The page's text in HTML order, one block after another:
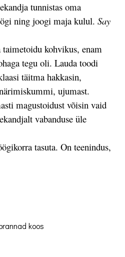
tunnistas oma
ning joogi maja kulul. Say
kohvikus, enam
tegu oli. Lauda toodi
täitma hakkasin,
ujumast.
magustoidust võisin vaid
vabanduse üle
tasuta. On teenindus,